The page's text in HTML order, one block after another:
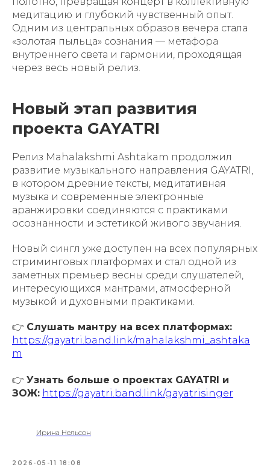
медитацию и глубокий чувственный опыт.
Одним из центральных образов вечера стала
«золотая пыльца» сознания — метафора
внутреннего света и гармонии, проходящая
через весь новый релиз.
Новый этап развития
проекта GAYATRI
Релиз Mahalakshmi Ashtakam продолжил
развитие музыкального направления GAYATRI,
в котором древние тексты, медитативная
музыка и современные электронные
аранжировки соединяются с практиками
осознанности и эстетикой живого звучания.
Новый сингл уже доступен на всех популярных
стриминговых платформах и стал одной из
заметных премьер весны среди слушателей,
интересующихся мантрами, атмосферной
музыкой и духовными практиками.
​👉 Слушать мантру на всех платформах:
https://gayatri.band.link/mahalakshmi_ashtaka
m
​👉 Узнать больше о проектах GAYATRI и
ЗОЖ: https://gayatri.band.link/gayatrisinger
Ирина Нельсон
2026-05-11 18:08